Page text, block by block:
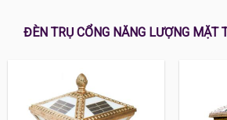
ĐÈN TRỤ CỔNG NĂNG LƯỢNG MẶT